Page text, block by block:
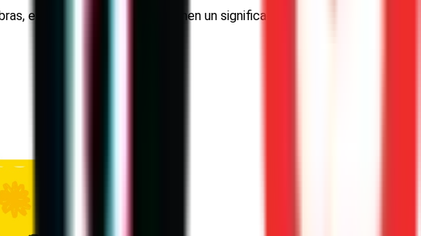
estas representaciones tienen un significado profundo y a menudo